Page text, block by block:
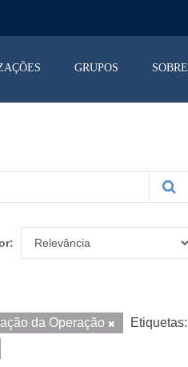
GRUPOS SOBRE
da Operação
Etiquetas: